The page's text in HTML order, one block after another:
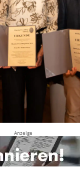
Anzeige